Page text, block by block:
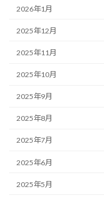
2026年1月
2025年12月
2025年11月
2025年10月
2025年9月
2025年8月
2025年7月
2025年6月
2025年5月